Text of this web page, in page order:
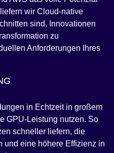
wir Cloud-native
sind, Innovationen
zu
Anforderungen Ihres
in Echtzeit in großem
GPU-Leistung nutzen. So
schneller liefern, die
und eine höhere Effizienz in